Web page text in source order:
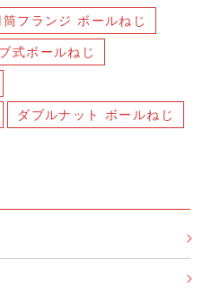
筒フランジ ボールねじ
式ボールねじ
ダブルナット ボールねじ